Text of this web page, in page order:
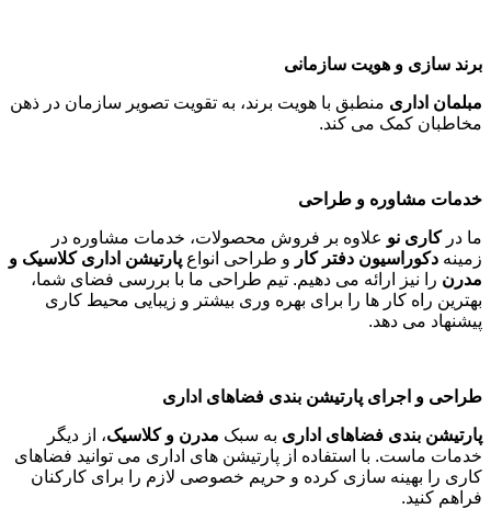
برند سازی و هویت سازمانی
مبلمان اداری منطبق با هویت برند، به تقویت تصویر سازمان در ذهن
مخاطبان کمک می کند.
خدمات مشاوره و طراحی
ما درکاری نو علاوه بر فروش محصولات، خدمات مشاوره در
زمینه دکوراسیون دفتر کار و طراحی انواع پارتیشن اداری کلاسیک و
مدرن را نیز ارائه می دهیم. تیم طراحی ما با بررسی فضای شما،
بهترین راه کار ها را برای بهره وری بیشتر و زیبایی محیط کاری
پیشنهاد می دهد.
طراحی و اجرای پارتیشن بندی فضاهای اداری
پارتیشن بندی فضاهای اداری به سبک مدرن و کلاسیک، از دیگر
خدمات ماست. با استفاده از پارتیشن های اداری می توانید فضاهای
کاری را بهینه سازی کرده و حریم خصوصی لازم را برای کارکنان
فراهم کنید.